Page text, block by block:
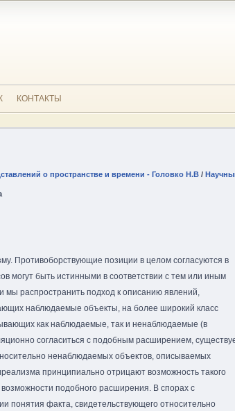
КОНТАКТЫ
о пространстве и времени - Головко Н.В /
Противоборствующие позиции в целом согласуются в
могут быть истинными в соответствии с тем или иным
мы распространить подход к описанию явлений,
наблюдаемые объекты, на более широкий класс
как наблюдаемые, так и ненаблюдаемые (в
согласиться с подобным расширением,
ненаблюдаемых объектов, описываемых
принципиально отрицают возможность такого
подобного расширения. В спорах с
понятия факта, свидетельствующего относительно